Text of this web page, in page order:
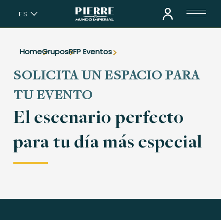
ES
EN
HomeGruposRFP Eventos
SOLICITA UN ESPACIO PARA
TU EVENTO
El escenario perfecto
para tu día más especial